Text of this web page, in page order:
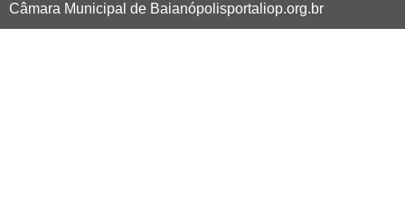
Câmara Municipal de Baianópolisportaliop.org.br